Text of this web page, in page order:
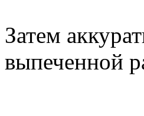
Затем
выпеченной